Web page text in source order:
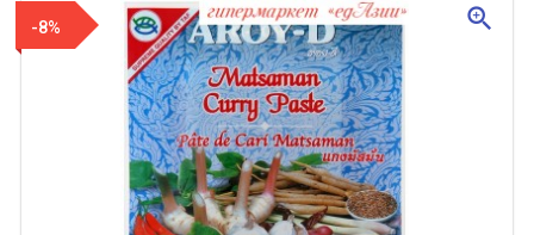
-8% zoom_in